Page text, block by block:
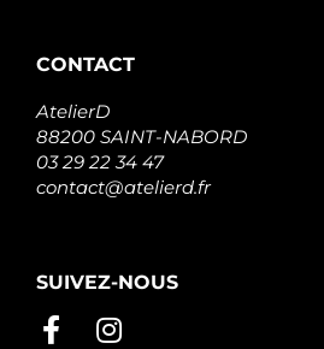
CONTACT
AtelierD
88200 SAINT-NABORD
03 29 22 34 47
contact@atelierd.fr
SUIVEZ-NOUS